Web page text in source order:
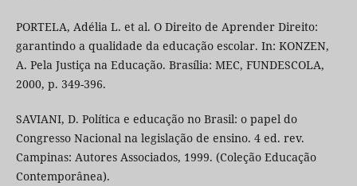
PORTELA, Adélia L. et al. O Direito de Aprender Direito:
garantindo a qualidade da educação escolar. In: KONZEN,
A. Pela Justiça na Educação. Brasília: MEC, FUNDESCOLA,
2000, p. 349-396.
SAVIANI, D. Política e educação no Brasil: o papel do
Congresso Nacional na legislação de ensino. 4 ed. rev.
Campinas: Autores Associados, 1999. (Coleção Educação
Contemporânea).